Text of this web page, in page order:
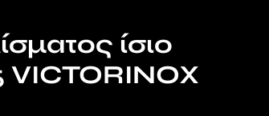
ίσιο
VICTORINOX